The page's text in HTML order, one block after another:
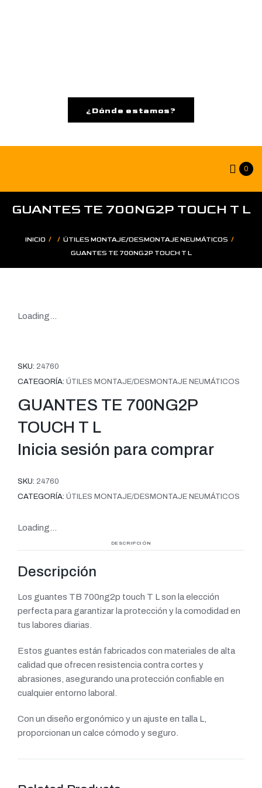
¿Dónde estamos?
0
GUANTES TE 700NG2P TOUCH T L
INICIO / / ÚTILES MONTAJE/DESMONTAJE NEUMÁTICOS /
GUANTES TE 700NG2P TOUCH T L
Loading...
SKU: 24760
CATEGORÍA: ÚTILES MONTAJE/DESMONTAJE NEUMÁTICOS
GUANTES TE 700NG2P
TOUCH T L
Inicia sesión para comprar
SKU: 24760
CATEGORÍA: ÚTILES MONTAJE/DESMONTAJE NEUMÁTICOS
Loading...
DESCRIPCIÓN
Descripción
Los guantes TB 700ng2p touch T L son la elección
perfecta para garantizar la protección y la comodidad en
tus labores diarias.
Estos guantes están fabricados con materiales de alta
calidad que ofrecen resistencia contra cortes y
abrasiones, asegurando una protección confiable en
cualquier entorno laboral.
Con un diseño ergonómico y un ajuste en talla L,
proporcionan un calce cómodo y seguro.